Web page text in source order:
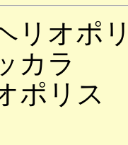
リオ
カラ
ポリス